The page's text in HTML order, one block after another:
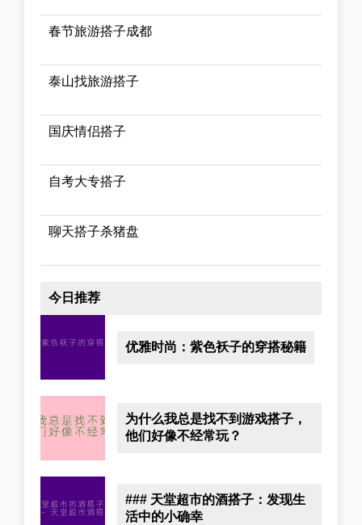
春节旅游搭子成都
泰山找旅游搭子
国庆情侣搭子
自考大专搭子
聊天搭子杀猪盘
今日推荐
优雅时尚：紫色袄子的穿搭秘籍
为什么我总是找不到游戏搭子，
他们好像不经常玩？
### 天堂超市的酒搭子：发现生
活中的小确幸